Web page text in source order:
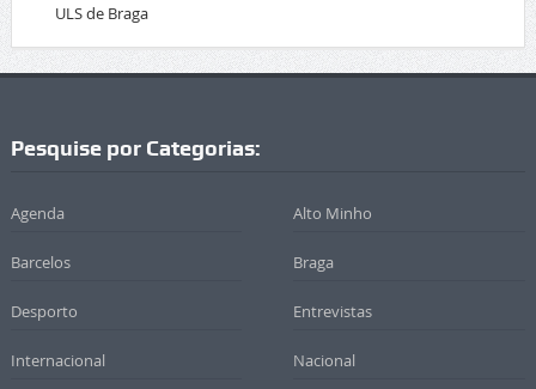
ULS de Braga
Pesquise por Categorias:
Agenda Alto Minho
Barcelos Braga
Desporto Entrevistas
Internacional Nacional